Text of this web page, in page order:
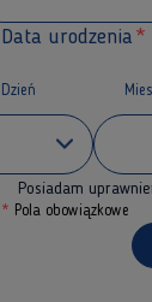
Data urodzenia
Dzień
Posiadam
* Pola obowiązkowe